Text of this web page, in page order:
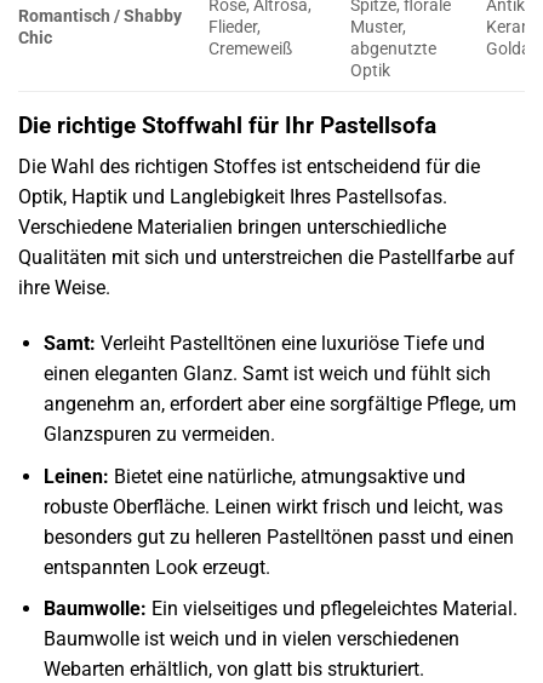
Romantisch / Shabby
Chic
Rosé, Altrosa,
Flieder,
Cremeweiß
Spitze, florale
Muster,
abgenutzte
Optik
Antik-
Die richtige Stoffwahl für Ihr Pastellsofa
Die Wahl des richtigen Stoffes ist entscheidend für die
Optik, Haptik und Langlebigkeit Ihres Pastellsofas.
Verschiedene Materialien bringen unterschiedliche
Qualitäten mit sich und unterstreichen die Pastellfarbe auf
ihre Weise.
Samt: Verleiht Pastelltönen eine luxuriöse Tiefe und
einen eleganten Glanz. Samt ist weich und fühlt sich
angenehm an, erfordert aber eine sorgfältige Pflege, um
Glanzspuren zu vermeiden.
Leinen: Bietet eine natürliche, atmungsaktive und
robuste Oberfläche. Leinen wirkt frisch und leicht, was
besonders gut zu helleren Pastelltönen passt und einen
entspannten Look erzeugt.
Baumwolle: Ein vielseitiges und pflegeleichtes Material.
Baumwolle ist weich und in vielen verschiedenen
Webarten erhältlich, von glatt bis strukturiert.